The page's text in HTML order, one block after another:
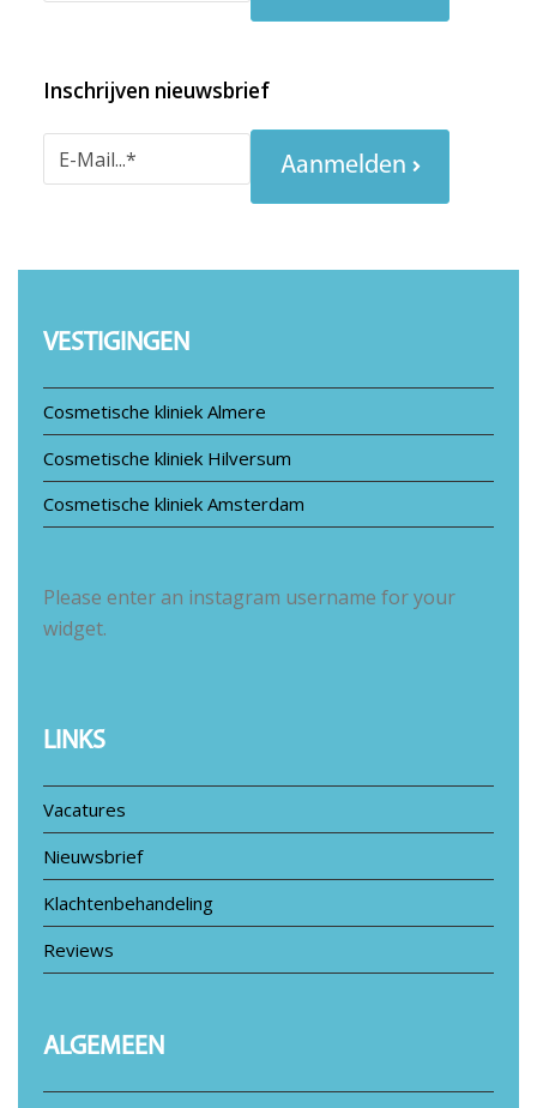
Inschrijven nieuwsbrief
Aanmelden
VESTIGINGEN
Cosmetische kliniek Almere
Cosmetische kliniek Hilversum
Cosmetische kliniek Amsterdam
Please enter an instagram username for your
widget.
LINKS
Vacatures
Nieuwsbrief
Klachtenbehandeling
Reviews
ALGEMEEN